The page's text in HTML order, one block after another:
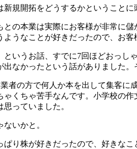
新規開拓をどうするかということに
との本業は実際にお客様が非常に
うなことが好きだったので、お
というお話、すでに7回ほどおっ
出なかったという話がありました
者の方で何人か本を出して集客
ゃくちゃ苦手なんです。小学校の
っていました。
いかと。
ぱり株が好きだったので、好きな